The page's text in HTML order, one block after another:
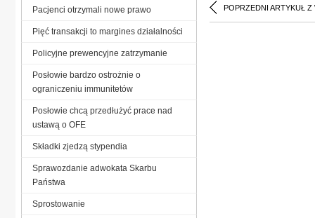
POPRZEDNI ARTYKUŁ Z
Pacjenci otrzymali nowe prawo
Pięć transakcji to margines działalności
Policyjne prewencyjne zatrzymanie
Posłowie bardzo ostrożnie o
ograniczeniu immunitetów
Posłowie chcą przedłużyć prace nad
ustawą o OFE
Składki zjedzą stypendia
Sprawozdanie adwokata Skarbu
Państwa
Sprostowanie